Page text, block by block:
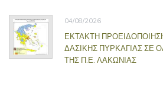
04/08/2026
ΕΚΤΑΚΤΗ
ΔΑΣΙΚΗΣ ΠΥΡΚΑΓΙΑΣ ΣΕ
ΤΗΣ Π.Ε. ΛΑΚΩΝΙΑΣ